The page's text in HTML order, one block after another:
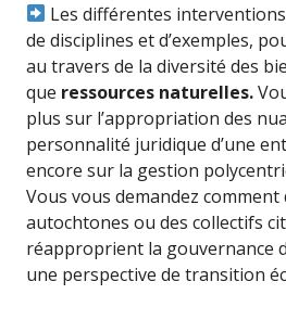
Les différentes
de disciplines et d’exemples,
au travers de la diversité des
que ressources naturelles.
plus sur l’appropriation des
personnalité juridique d’une
encore sur la gestion
Vous vous demandez
autochtones ou des collectifs
réapproprient la gouvernance
une perspective de transition